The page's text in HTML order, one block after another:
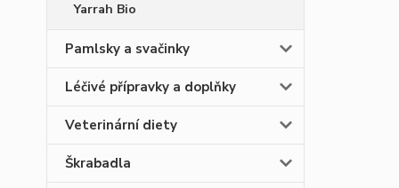
Yarrah Bio
Pamlsky a svačinky
Léčivé přípravky a doplňky
Veterinární diety
Škrabadla